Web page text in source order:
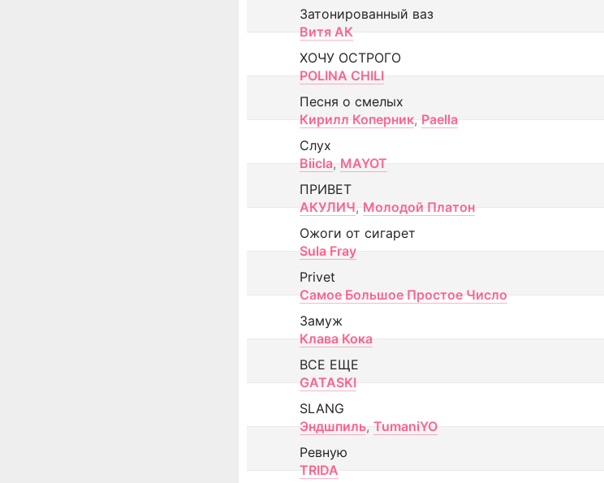
Затонированный ваз
Витя АК
ХОЧУ ОСТРОГО
POLINA CHILI
Песня о смелых
Кирилл Коперник, Paella
Слух
Biicla, MAYOT
ПРИВЕТ
АКУЛИЧ, Молодой Платон
Ожоги от сигарет
Sula Fray
Privet
Самое Большое Простое Число
Замуж
Клава Кока
ВСЕ ЕЩЕ
GATASKI
SLANG
Эндшпиль, TumaniYO
Ревную
TRIDA